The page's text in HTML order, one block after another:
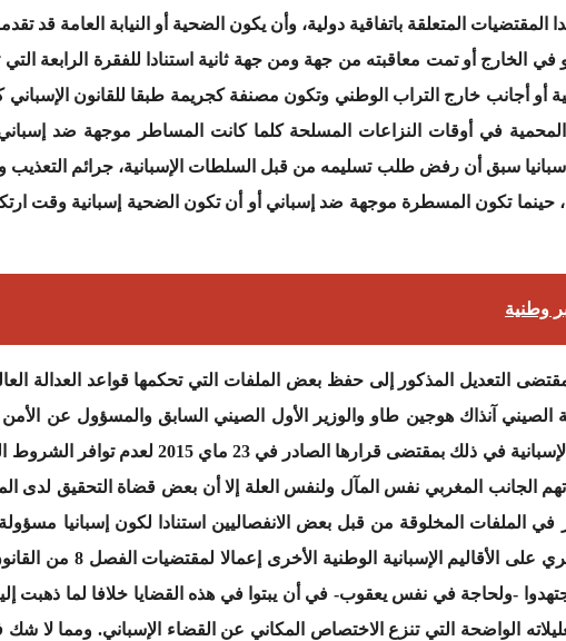
المتعلقة باتفاقية دولية، وأن يكون الضحية أو النيابة العامة قد
في الخارج أو تمت معاقبته من جهة ومن جهة ثانية استنادا للفقرة الرابعة
أو أجانب خارج التراب الوطني وتكون مصنفة كجريمة طبقا للقانون الإسباني
المحمية في أوقات النزاعات المسلحة كلما كانت المساطر موجهة ضد
سبق أن رفض طلب تسليمه من قبل السلطات الإسبانية، جرائم التعذيب
الإسباني، حينما تكون المسطرة موجهة ضد إسباني أو أن تكون الضحية إسبانية
وطنية
التعديل المذكور إلى حفظ بعض الملفات التي تحكمها قواعد العدالة
الصيني آنذاك هوجين طاو والوزير الأول الصيني السابق والمسؤول عن
الجانب المغربي نفس المآل ولنفس العلة إلا أن بعض قضاة التحقيق لدى
الملفات المخلوقة من قبل بعض الانفصاليين استنادا لكون إسبانيا
-ولحاجة في نفس يعقوب- في أن يبتوا في هذه القضايا خلافا لما ذهبت
بصدور القرار 207/2020 وبتعليلاته الواضحة التي تنزع الاختصاص المكاني عن القضاء